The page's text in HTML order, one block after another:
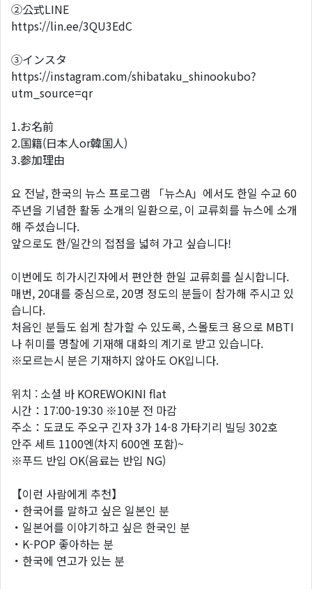
②公式LINE
https://lin.ee/3QU3EdC
③インスタ
https://instagram.com/shibataku_shinookubo?
utm_source=qr
1.お名前
2.国籍(日本人or韓国人)
3.参加理由
요 전날, 한국의 뉴스 프로그램 「뉴스A」에서도 한일 수교 60
주년을 기념한 활동 소개의 일환으로, 이 교류회를 뉴스에 소개
해 주셨습니다.
앞으로도 한/일간의 접점을 넓혀 가고 싶습니다!
이번에도 히가시긴자에서 편안한 한일 교류회를 실시합니다.
매번, 20대를 중심으로, 20명 정도의 분들이 참가해 주시고 있
습니다.
처음인 분들도 쉽게 참가할 수 있도록, 스몰토크 용으로 MBTI
나 취미를 명찰에 기재해 대화의 계기로 받고 있습니다.
※모르는시 분은 기재하지 않아도 OK입니다.
위치 : 소셜 바 KOREWOKINI flat
시간：17:00-19:30 ※10분 전 마감
주소：도쿄도 주오구 긴자 3가 14-8 가타기리 빌딩 302호
안주 세트 1100엔(차지 600엔 포함)~
※푸드 반입 OK(음료는 반입 NG)
【이런 사람에게 추천】
・한국어를 말하고 싶은 일본인 분
・일본어를 이야기하고 싶은 한국인 분
・K-POP 좋아하는 분
・한국에 연고가 있는 분